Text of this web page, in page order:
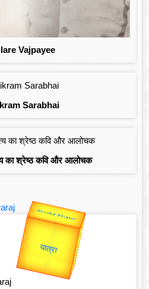
Vajpayee
Sarabhai
का श्रेष्ठ कवि और आलोचक
उप प्रधानमंत्री
Valentine's
उपराष्ट्रपति unTV Special